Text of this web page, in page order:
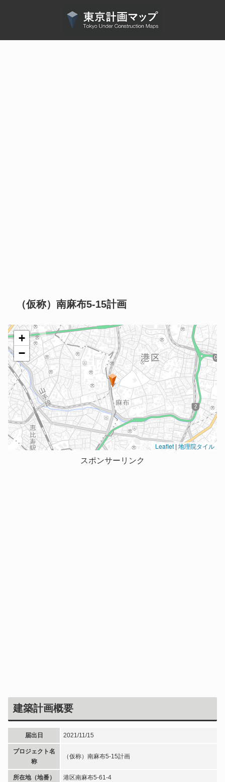
（仮称）南麻布5-15計画
+
−
Leaflet | 地理院タイル
スポンサーリンク
建築計画概要
届出日 2021/11/15
プロジェクト名
称
（仮称）南麻布5-15計画
所在地（地番） 港区南麻布5-61-4